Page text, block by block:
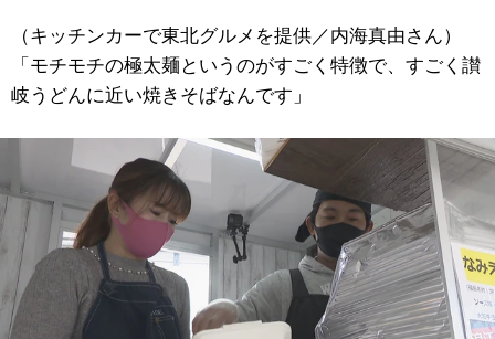
（キッチンカーで東北グルメを提供／内海真由さん）
「モチモチの極太麺というのがすごく特徴で、すごく讃
岐うどんに近い焼きそばなんです」